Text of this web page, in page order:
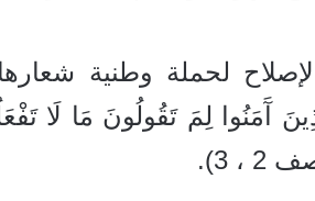
لحملة وطنية
آَمَنُوا لِمَ تَقُولُونَ مَا لَا
3).